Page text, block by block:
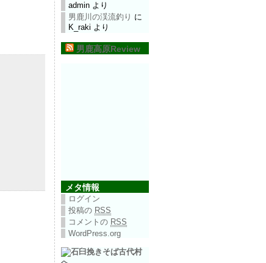
admin より
男鹿川の渓流釣り に
K_raki より
男鹿高原Review
メタ情報
ログイン
投稿の RSS
コメントの RSS
WordPress.org